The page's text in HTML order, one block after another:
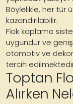
Böylelikle, her tür
kazandırılabilir.
Flok kaplama
uygundur ve
otomotiv ve
tercih
Toptan
Alırken